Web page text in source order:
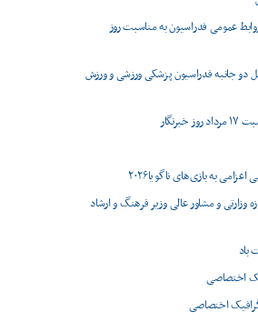
عمومی فدراسیون به مناسبت روز
دو جانبه فدراسیون پزشکی ورزشی و ورزش
به بازی‌های ناگویا۲۰۲۶
وزارتی و مشاور عالی وزیر فرهنگ و ارشاد
باد
اختصاصی
اختصاصی